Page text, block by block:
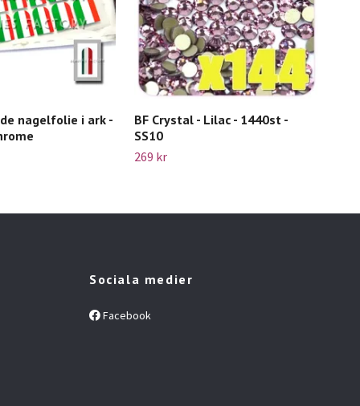
nagelfolie i ark -
BF Crystal - Lilac - 1440st -
SS10
269 kr
Sociala medier
Facebook